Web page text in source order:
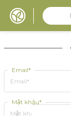
Email*
Mật khẩu*